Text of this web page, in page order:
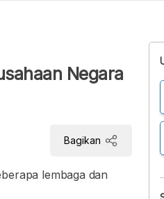
Negara
Bagikan
lembaga dan